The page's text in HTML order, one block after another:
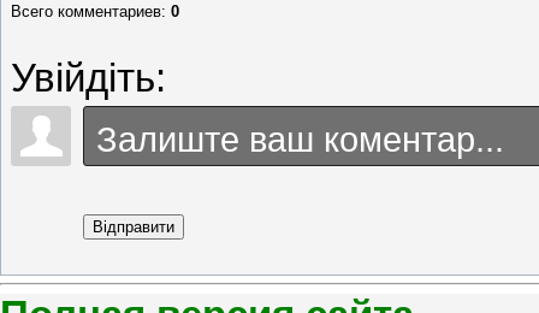
Всего комментариев: 0
Увійдіть:
Відправити